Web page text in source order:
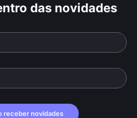
das novidades
receber novidades